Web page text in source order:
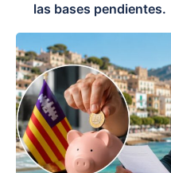
las bases pendientes.